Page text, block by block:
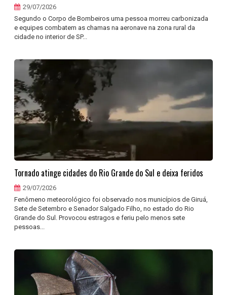
29/07/2026
Segundo o Corpo de Bombeiros uma pessoa morreu carbonizada
e equipes combatem as chamas na aeronave na zona rural da
cidade no interior de SP...
Tornado atinge cidades do Rio Grande do Sul e deixa feridos
29/07/2026
Fenômeno meteorológico foi observado nos municípios de Giruá,
Sete de Setembro e Senador Salgado Filho, no estado do Rio
Grande do Sul. Provocou estragos e feriu pelo menos sete
pessoas...